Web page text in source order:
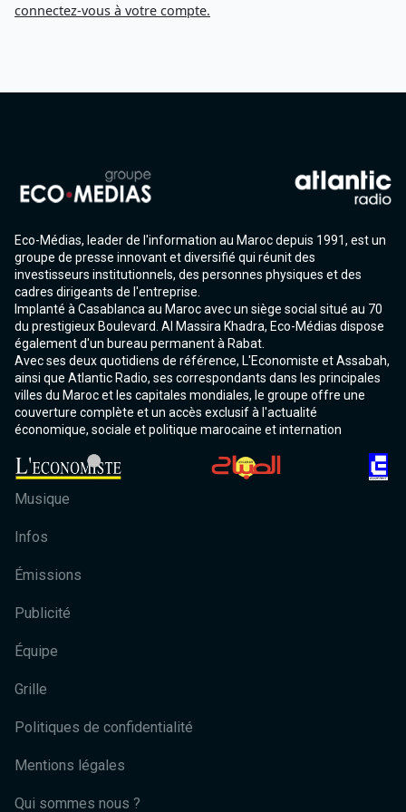
connectez-vous à votre compte.
Eco-Médias, leader de l'information au Maroc depuis 1991, est un
groupe de presse innovant et diversifié qui réunit des
investisseurs institutionnels, des personnes physiques et des
cadres dirigeants de l'entreprise.
Implanté à Casablanca au Maroc avec un siège social situé au 70
du prestigieux Boulevard. Al Massira Khadra, Eco-Médias dispose
également d'un bureau permanent à Rabat.
Avec ses deux quotidiens de référence, L'Economiste et Assabah,
ainsi que Atlantic Radio, ses correspondants dans les principales
villes du Maroc et les capitales mondiales, le groupe offre une
couverture complète et un accès exclusif à l'actualité
économique, sociale et politique marocaine et internation
Musique
Infos
Émissions
Publicité
Équipe
Grille
Politiques de confidentialité
Mentions légales
Qui sommes nous ?